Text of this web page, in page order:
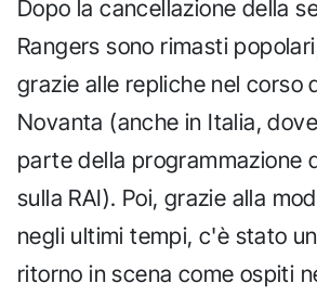
Dopo la cancellazione della
Rangers sono rimasti
grazie alle repliche nel corso
Novanta (anche in Italia,
parte della programmazione
sulla RAI). Poi, grazie alla
negli ultimi tempi, c'è stato
ritorno in scena come ospiti